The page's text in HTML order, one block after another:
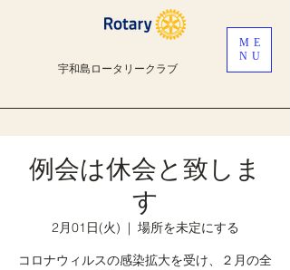
宇和島ロータリークラブ
ME
NU
例会は休会と致しま
す
2月01日(火)
  |
場所を未定にする
コロナウィルスの感染拡大を受け、２月の全